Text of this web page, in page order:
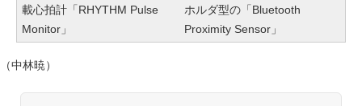
載心拍計「RHYTHM Pulse
Monitor」
ホルダ型の「Bluetooth
Proximity Sensor」
（中林暁）